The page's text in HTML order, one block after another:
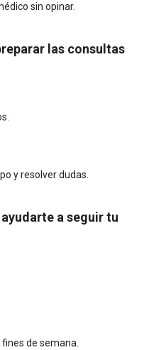
sin opinar.
las consultas
y resolver dudas.
a seguir tu
de semana.